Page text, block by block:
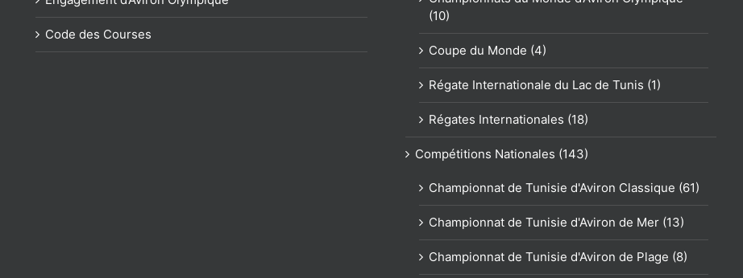
Code des Courses
(10)
Coupe du Monde (4)
Régate Internationale du Lac de Tunis (1)
Régates Internationales (18)
Compétitions Nationales (143)
Championnat de Tunisie d'Aviron Classique (61)
Championnat de Tunisie d'Aviron de Mer (13)
Championnat de Tunisie d'Aviron de Plage (8)